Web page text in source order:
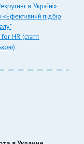
в Україні»
підбір
HR (статті